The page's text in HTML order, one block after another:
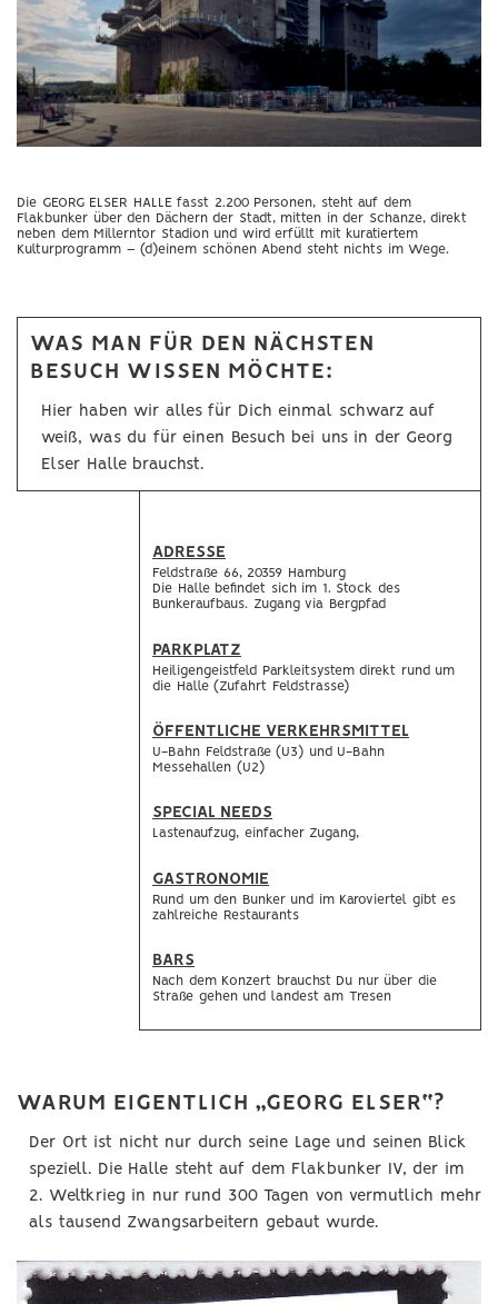
Die GEORG ELSER HALLE fasst 2.200 Personen, steht auf dem
Flakbunker über den Dächern der Stadt, mitten in der Schanze, direkt
neben dem Millerntor Stadion und wird erfüllt mit kuratiertem
Kulturprogramm – (d)einem schönen Abend steht nichts im Wege.
WAS MAN FÜR DEN NÄCHSTEN
BESUCH WISSEN MÖCHTE:
Hier haben wir alles für Dich einmal schwarz auf
weiß, was du für einen Besuch bei uns in der Georg
Elser Halle brauchst.
ADRESSE
Feldstraße 66, 20359 Hamburg
Die Halle befindet sich im 1. Stock des
Bunkeraufbaus. Zugang via Bergpfad
PARKPLATZ
Heiligengeistfeld Parkleitsystem direkt rund um
die Halle (Zufahrt Feldstrasse)
ÖFFENTLICHE VERKEHRSMITTEL
U-Bahn Feldstraße (U3) und U-Bahn
Messehallen (U2)
SPECIAL NEEDS
Lastenaufzug, einfacher Zugang,
GASTRONOMIE
Rund um den Bunker und im Karoviertel gibt es
zahlreiche Restaurants
BARS
Nach dem Konzert brauchst Du nur über die
Straße gehen und landest am Tresen
WARUM EIGENTLICH „GEORG ELSER“?
Der Ort ist nicht nur durch seine Lage und seinen Blick
speziell. Die Halle steht auf dem Flakbunker IV, der im
2. Weltkrieg in nur rund 300 Tagen von vermutlich mehr
als tausend Zwangsarbeitern gebaut wurde.